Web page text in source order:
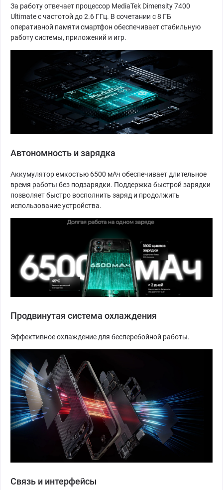
За работу отвечает процессор MediaTek Dimensity 7400
Ultimate с частотой до 2.6 ГГц. В сочетании с 8 ГБ
оперативной памяти смартфон обеспечивает стабильную
работу системы, приложений и игр.
Автономность и зарядка
Аккумулятор емкостью 6500 мАч обеспечивает длительное
время работы без подзарядки. Поддержка быстрой зарядки
позволяет быстро восполнить заряд и продолжить
использование устройства.
Продвинутая система охлаждения
Эффективное охлаждение для бесперебойной работы.
Связь и интерфейсы